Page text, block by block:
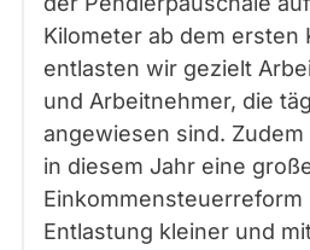
Kilometer ab dem ersten
entlasten wir gezielt
und Arbeitnehmer, die
angewiesen sind.
in diesem Jahr eine
Entlastung kleiner und